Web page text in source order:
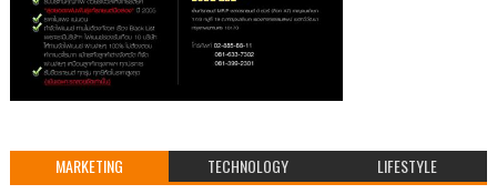
MARKETING TECHNOLOGY LIFESTYLE